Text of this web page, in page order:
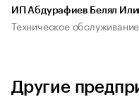
ИП Абдурафиев Белял
Техническое
Другие